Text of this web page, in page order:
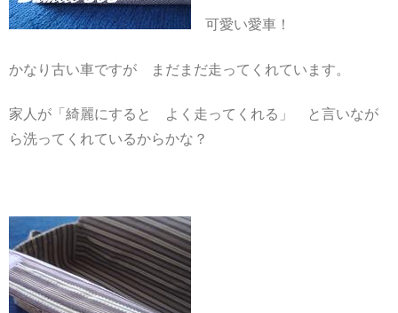
可愛い愛車！
かなり古い車ですが まだまだ走ってくれています。
家人が「綺麗にすると よく走ってくれる」 と言いなが
ら洗ってくれているからかな？